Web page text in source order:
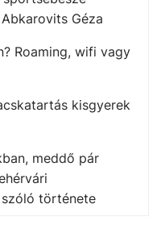
Géza
Roaming, wifi vagy
kisgyerek
meddő pár
története